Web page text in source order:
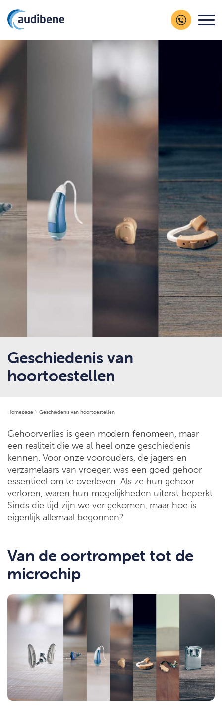
Geschiedenis van
hoortoestellen
Homepage Geschiedenis van hoortoestellen
Gehoorverlies is geen modern fenomeen, maar
een realiteit die we al heel onze geschiedenis
kennen. Voor onze voorouders, de jagers en
verzamelaars van vroeger, was een goed gehoor
essentieel om te overleven. Als ze hun gehoor
verloren, waren hun mogelijkheden uiterst beperkt.
Sinds die tijd zijn we ver gekomen, maar hoe is
eigenlijk allemaal begonnen?
Van de oortrompet tot de
microchip